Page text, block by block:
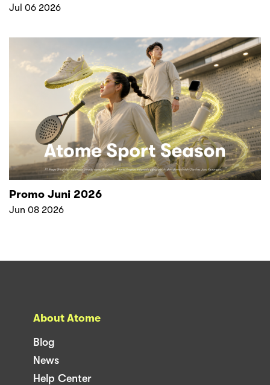
Jul 06 2026
Promo Juni 2026
Jun 08 2026
About Atome
Blog
News
Help Center